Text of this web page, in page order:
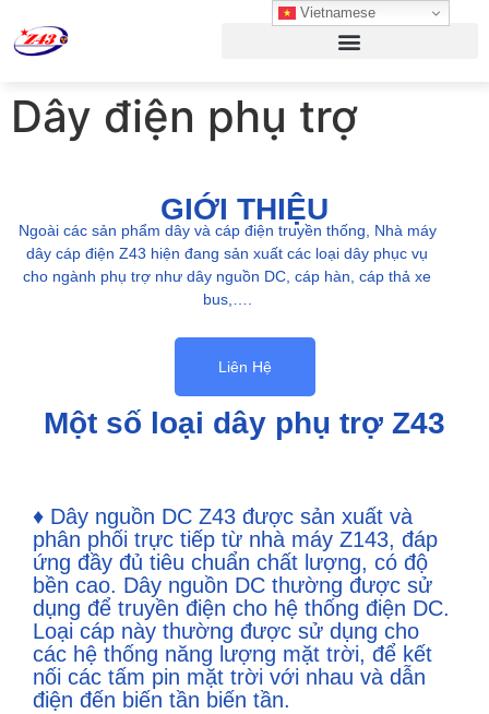
Dây điện phụ trợ
GIỚI THIỆU
Ngoài các sản phẩm dây và cáp điện truyền thống, Nhà máy
dây cáp điện Z43 hiện đang sản xuất các loại dây phục vụ
cho ngành phụ trợ như dây nguồn DC, cáp hàn, cáp thả xe
bus,….
Liên Hệ
Một số loại dây phụ trợ Z43
♦ Dây nguồn DC Z43 được sản xuất và
phân phối trực tiếp từ nhà máy Z143, đáp
ứng đầy đủ tiêu chuẩn chất lượng, có độ
bền cao. Dây nguồn DC thường được sử
dụng để truyền điện cho hệ thống điện DC.
Loại cáp này thường được sử dụng cho
các hệ thống năng lượng mặt trời, để kết
nối các tấm pin mặt trời với nhau và dẫn
điện đến biến tần biến tần.
Vietnamese